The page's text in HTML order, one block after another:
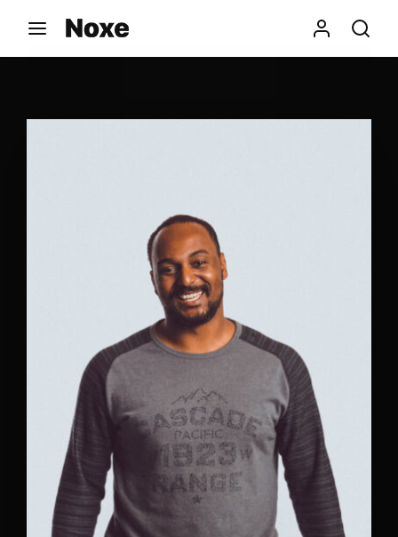
Theme.
SIGN IN
Remember Me
Lost Your Password?
By signing in, you agree toour terms and
conditions and ourprivacy policy